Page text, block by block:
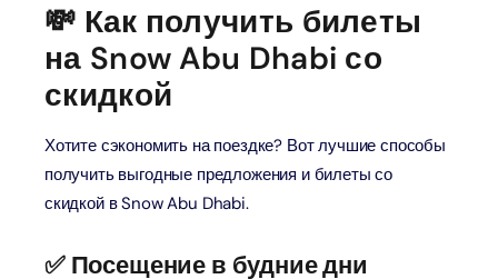
💸 Как получить билеты
на Snow Abu Dhabi со
скидкой
Хотите сэкономить на поездке? Вот лучшие способы
получить выгодные предложения и билеты со
скидкой в ​​Snow Abu Dhabi.
✅ Посещение в будние дни